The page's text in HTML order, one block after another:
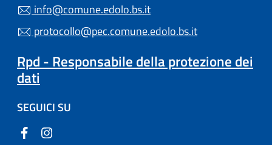
info@comune.edolo.bs.it
protocollo@pec.comune.edolo.bs.it
Rpd - Responsabile della protezione dei
dati
SEGUICI SU